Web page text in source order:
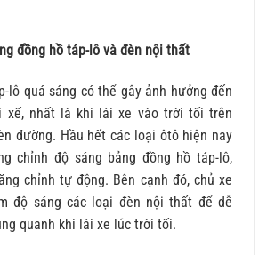
đồng hồ táp-lô và đèn nội thất
lô quá sáng có thể gây ảnh hưởng đến
xế, nhất là khi lái xe vào trời tối trên
đường. Hầu hết các loại ôtô hiện nay
chỉnh độ sáng bảng đồng hồ táp-lô,
chỉnh tự động. Bên cạnh đó, chủ xe
độ sáng các loại đèn nội thất để dễ
quanh khi lái xe lúc trời tối.